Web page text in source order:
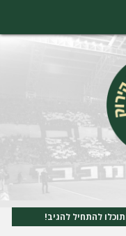
להתחיל להגיב!